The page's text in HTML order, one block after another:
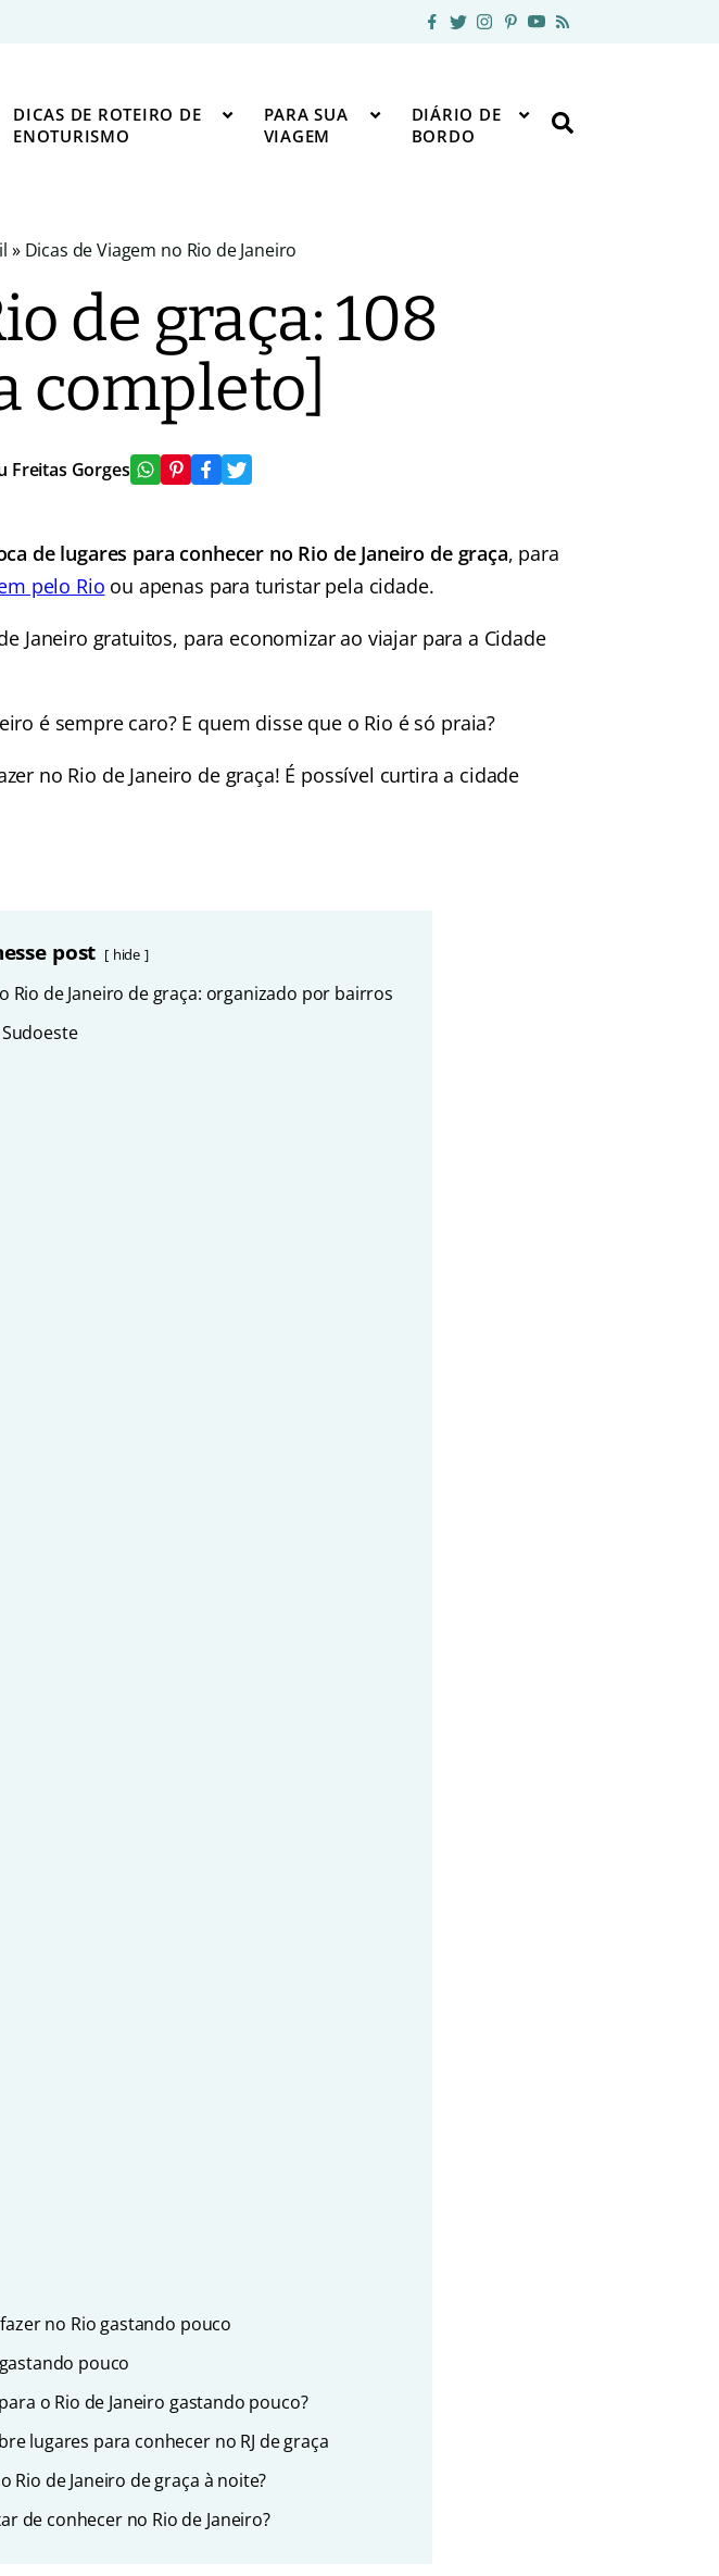
DICAS DE ROTEIRO DE
ENOTURISMO
PARA SUA
VIAGEM
DIÁRIO DE
BORDO
» Dicas de Viagem no Rio de Janeiro
de graça: 108
completo]
Freitas Gorges
de lugares para conhecer no Rio de Janeiro de graça, para
pelo Rio ou apenas para turistar pela cidade.
Janeiro gratuitos, para economizar ao viajar para a Cidade
é sempre caro? E quem disse que o Rio é só praia?
no Rio de Janeiro de graça! É possível curtira a cidade
post hide
Rio de Janeiro de graça: organizado por bairros
no Rio gastando pouco
pouco
o Rio de Janeiro gastando pouco?
lugares para conhecer no RJ de graça
Rio de Janeiro de graça à noite?
de conhecer no Rio de Janeiro?